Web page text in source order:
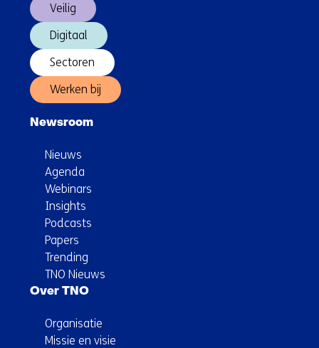
Veilig
Digitaal
Sectoren
Werken bij
Newsroom
Nieuws
Agenda
Webinars
Insights
Podcasts
Papers
Trending
TNO Nieuws
Over TNO
Organisatie
Missie en visie